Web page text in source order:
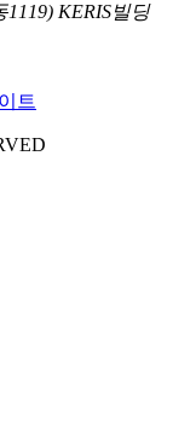
KERIS빌딩